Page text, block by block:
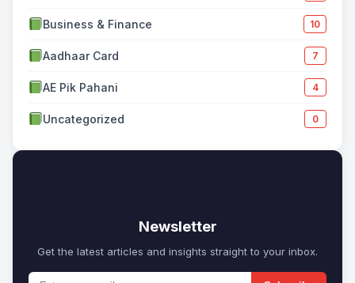
Business & Finance 10
Aadhaar Card 7
AE Pik Pahani 4
Uncategorized 0
Newsletter
Get the latest articles and insights straight to your inbox.